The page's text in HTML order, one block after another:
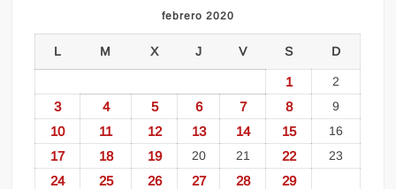
febrero 2020
L M X J V S D
1 2
3 4 5 6 7 8 9
10 11 12 13 14 15 16
17 18 19 20 21 22 23
24 25 26 27 28
29